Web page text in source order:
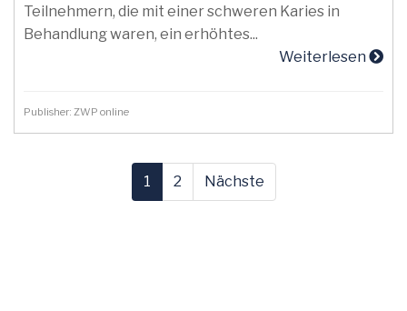
Teilnehmern, die mit einer schweren Karies in
Behandlung waren, ein erhöhtes...
Weiterlesen
Publisher: ZWP online
1 2 Nächste